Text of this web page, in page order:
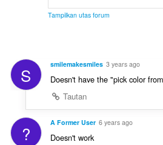
:
a
:
l
d
p
t
:
Tampilkan utas forum
S smilemakesmiles 3 years ago
Doesn't have the "pick color
Tautan
? A Former User 6 years ago
Doesn't work